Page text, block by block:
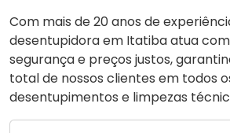
Com mais de 20 anos de
desentupidora em Itatiba atua
segurança e preços justos,
total de nossos clientes em todos
desentupimentos e limpezas